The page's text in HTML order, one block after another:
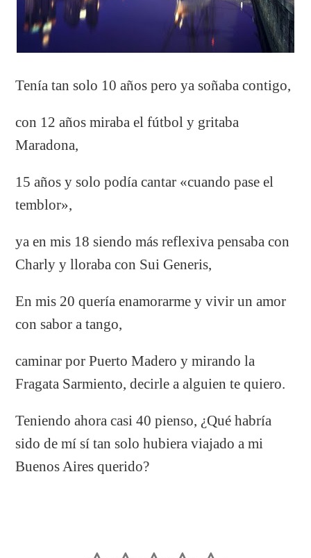
Tenía tan solo 10 años pero ya soñaba contigo,
con 12 años miraba el fútbol y gritaba
Maradona,
15 años y solo podía cantar «cuando pase el
temblor»,
ya en mis 18 siendo más reflexiva pensaba con
Charly y lloraba con Sui Generis,
En mis 20 quería enamorarme y vivir un amor
con sabor a tango,
caminar por Puerto Madero y mirando la
Fragata Sarmiento, decirle a alguien te quiero.
Teniendo ahora casi 40 pienso, ¿Qué habría
sido de mí sí tan solo hubiera viajado a mi
Buenos Aires querido?